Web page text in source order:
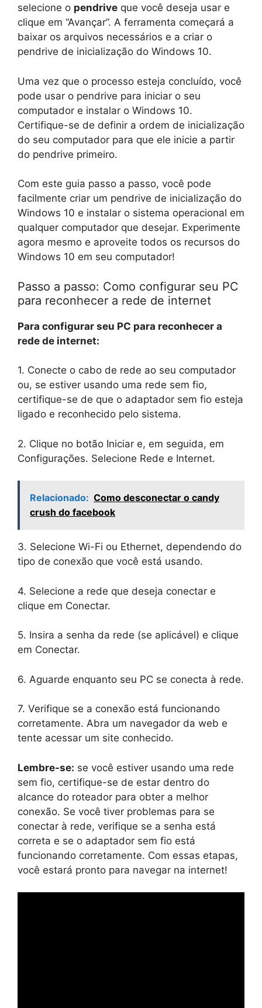
selecione o pendrive que você deseja usar e
clique em “Avançar”. A ferramenta começará a
baixar os arquivos necessários e a criar o
pendrive de inicialização do Windows 10.
Uma vez que o processo esteja concluído, você
pode usar o pendrive para iniciar o seu
computador e instalar o Windows 10.
Certifique-se de definir a ordem de inicialização
do seu computador para que ele inicie a partir
do pendrive primeiro.
Com este guia passo a passo, você pode
facilmente criar um pendrive de inicialização do
Windows 10 e instalar o sistema operacional em
qualquer computador que desejar. Experimente
agora mesmo e aproveite todos os recursos do
Windows 10 em seu computador!
Passo a passo: Como configurar seu PC
para reconhecer a rede de internet
Para configurar seu PC para reconhecer a
rede de internet:
1. Conecte o cabo de rede ao seu computador
ou, se estiver usando uma rede sem fio,
certifique-se de que o adaptador sem fio esteja
ligado e reconhecido pelo sistema.
2. Clique no botão Iniciar e, em seguida, em
Configurações. Selecione Rede e Internet.
Relacionado: Como desconectar o candy
crush do facebook
3. Selecione Wi-Fi ou Ethernet, dependendo do
tipo de conexão que você está usando.
4. Selecione a rede que deseja conectar e
clique em Conectar.
5. Insira a senha da rede (se aplicável) e clique
em Conectar.
6. Aguarde enquanto seu PC se conecta à rede.
7. Verifique se a conexão está funcionando
corretamente. Abra um navegador da web e
tente acessar um site conhecido.
Lembre-se: se você estiver usando uma rede
sem fio, certifique-se de estar dentro do
alcance do roteador para obter a melhor
conexão. Se você tiver problemas para se
conectar à rede, verifique se a senha está
correta e se o adaptador sem fio está
funcionando corretamente. Com essas etapas,
você estará pronto para navegar na internet!